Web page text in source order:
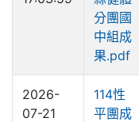
分團國
中組成
果.pdf
2026-
07-21
114性
平團成